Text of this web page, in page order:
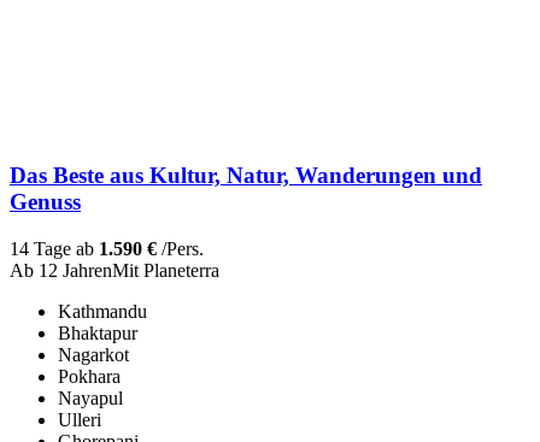
Das Beste aus Kultur, Natur, Wanderungen und
Genuss
14 Tage ab 1.590 € /Pers.
Ab 12 JahrenMit Planeterra
Kathmandu
Bhaktapur
Nagarkot
Pokhara
Nayapul
Ulleri